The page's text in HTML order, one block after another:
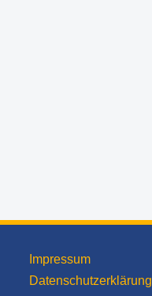
Impressum
Datenschutzerklärung